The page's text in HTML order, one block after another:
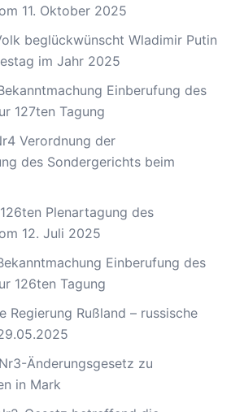
11. Oktober 2025
beglückwünscht Wladimir Putin
im Jahr 2025
Einberufung des
127ten Tagung
Verordnung der
des Sondergerichts beim
Plenartagung des
12. Juli 2025
Einberufung des
126ten Tagung
Regierung Rußland – russische
Änderungsgesetz zu
in Mark